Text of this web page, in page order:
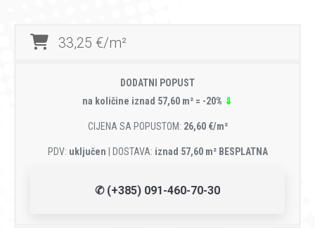
33,25 €/m²
DODATNI POPUST
na količine iznad 57,60 m² = -20% ⇓
CIJENA SA POPUSTOM: 26,60 €/m²
PDV: uključen | DOSTAVA: iznad 57,60 m² BESPLATNA
✆ (+385) 091-460-70-30